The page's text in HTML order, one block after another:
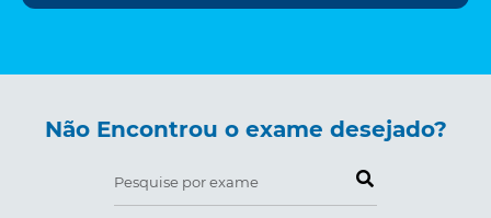
Não Encontrou o exame desejado?
Pesquise por exame